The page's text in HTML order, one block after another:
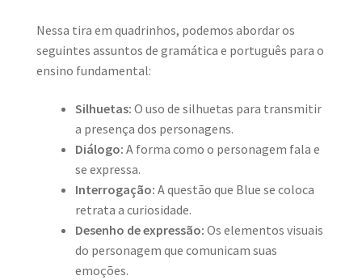
Nessa tira em quadrinhos, podemos abordar os
seguintes assuntos de gramática e português para o
ensino fundamental:
Silhuetas: O uso de silhuetas para transmitir
a presença dos personagens.
Diálogo: A forma como o personagem fala e
se expressa.
Interrogação: A questão que Blue se coloca
retrata a curiosidade.
Desenho de expressão: Os elementos visuais
do personagem que comunicam suas
emoções.